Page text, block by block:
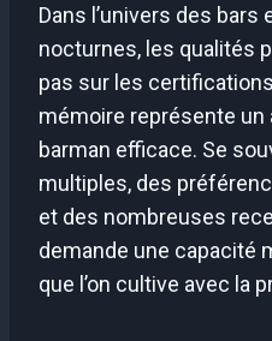
Dans l’univers des
nocturnes, les qualités
pas sur les
mémoire représente un
barman efficace. Se
multiples, des
et des nombreuses
demande une capacité
que l’on cultive avec la